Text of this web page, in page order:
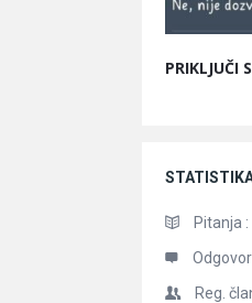
PRIKLJUČI
Pitanja :
Reg.